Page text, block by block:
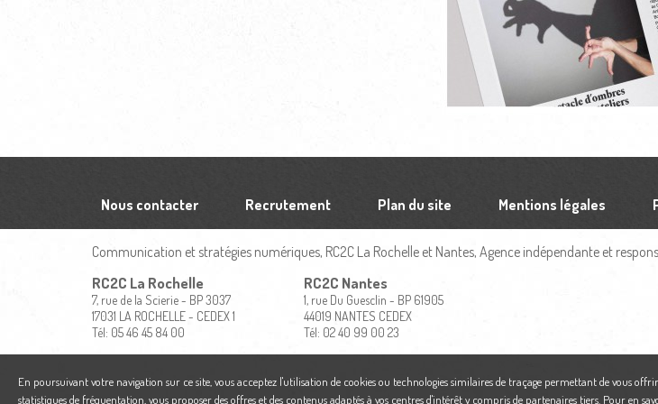
Nous contacter Recrutement Plan du site Mentions légales
Communication et stratégies numériques, RC2C La Rochelle et Nantes, Agence indépendante et
RC2C La Rochelle
7, rue de la Scierie - BP 3037
17031 LA ROCHELLE - CEDEX 1
Tél: 05 46 45 84 00
RC2C Nantes
1, rue Du Guesclin - BP 61905
44019 NANTES CEDEX
Tél: 02 40 99 00 23
En poursuivant votre navigation sur ce site, vous acceptez l'utilisation de cookies ou technologies similaires de traçage permettant de vous
statistiques de fréquentation, vous proposer des offres et des contenus adaptés à vos centres d'intérêt y compris de partenaires tiers. Pour en